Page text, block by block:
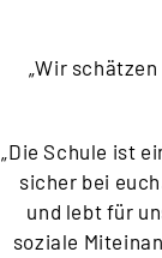
„Wir
„Die Schule ist
sicher bei
und lebt für
soziale